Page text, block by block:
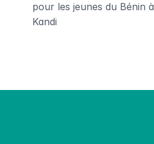
pour les jeunes du Bénin à
Kandi